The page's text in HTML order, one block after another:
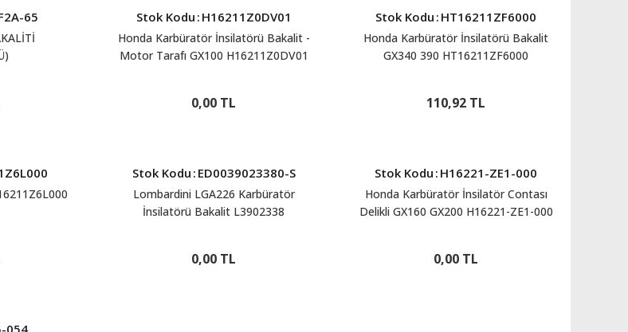
65 Stok Kodu : H16211Z0DV01
Honda Karbüratör İnsilatörü Bakalit -
Motor Tarafı GX100 H16211Z0DV01
0,00 TL
Stok Kodu : HT16211ZF6000
Honda Karbüratör İnsilatörü Bakalit
GX340 390 HT16211ZF6000
110,92 TL
Stok Kodu : ED0039023380-S
Lombardini LGA226 Karbüratör
İnsilatörü Bakalit L3902338
0,00 TL
Stok Kodu : H16221-ZE1-000
Honda Karbüratör İnsilatör Contası
Delikli GX160 GX200 H16221-ZE1-000
0,00 TL
054